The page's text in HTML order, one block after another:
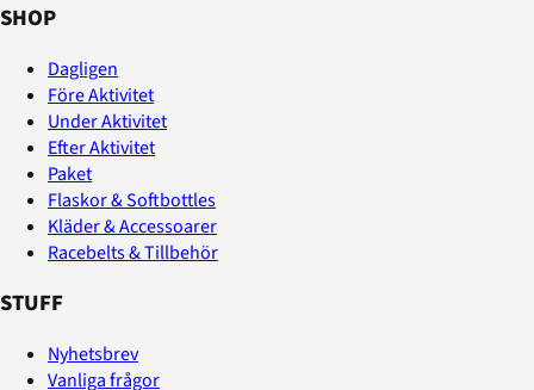
SHOP
Dagligen
Före Aktivitet
Under Aktivitet
Efter Aktivitet
Paket
Flaskor & Softbottles
Kläder & Accessoarer
Racebelts & Tillbehör
STUFF
Nyhetsbrev
Vanliga frågor